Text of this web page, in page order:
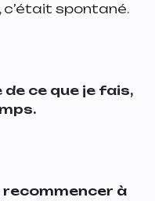
c’était spontané.
ce que je fais,
recommencer à